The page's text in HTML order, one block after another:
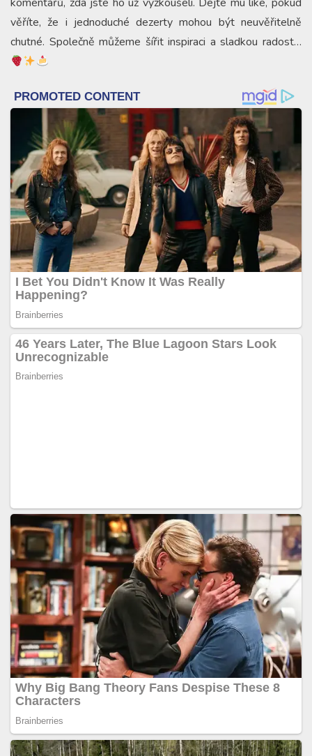
věříte, že i jednoduché dezerty mohou být neuvěřitelně
chutné. Společně můžeme šířit inspiraci a sladkou radost…